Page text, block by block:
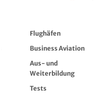
Flughäfen
Business Aviation
Aus- und
Weiterbildung
Tests